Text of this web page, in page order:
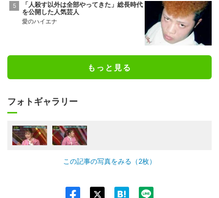
「人殺す以外は全部やってきた」総長時代
を公開した人気芸人
愛のハイエナ
もっと見る
フォトギャラリー
この記事の写真をみる（2枚）